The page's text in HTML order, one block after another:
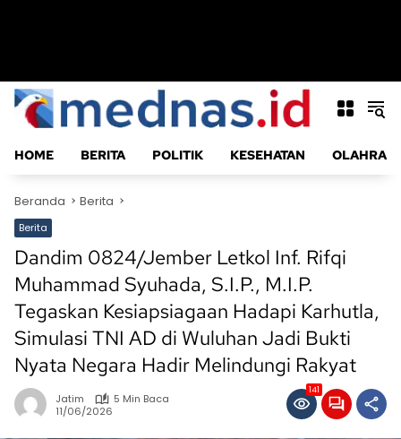
HOME BERITA POLITIK KESEHATAN
Beranda Berita
Berita
Dandim 0824/Jember Letkol Inf. Rifqi
Muhammad Syuhada, S.I.P., M.I.P.
Tegaskan Kesiapsiagaan Hadapi Karhutla,
Simulasi TNI AD di Wuluhan Jadi Bukti
Nyata Negara Hadir Melindungi Rakyat
Jatim
5 Min Baca
11/06/2026
141